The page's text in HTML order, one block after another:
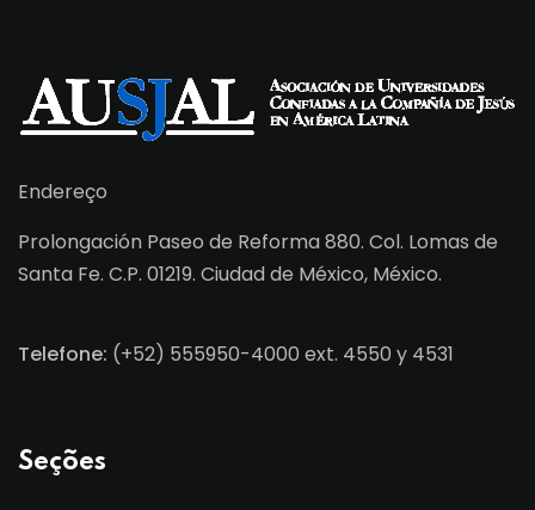
Endereço
Prolongación Paseo de Reforma 880. Col. Lomas de
Santa Fe. C.P. 01219. Ciudad de México, México.
Telefone: (+52) 555950-4000 ext. 4550 y 4531
Seções